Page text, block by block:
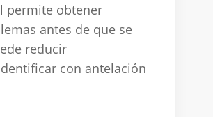
permite obtener
antes de que se
reducir
con antelación